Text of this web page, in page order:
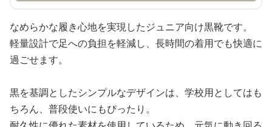
なめらかな履き心地を実現したジュニア向け黒靴です。
軽量設計で足への負担を軽減し、長時間の着用でも快適に
過ごせます。
黒を基調としたシンプルなデザインは、学校用としてはも
ちろん、普段使いにもぴったり。